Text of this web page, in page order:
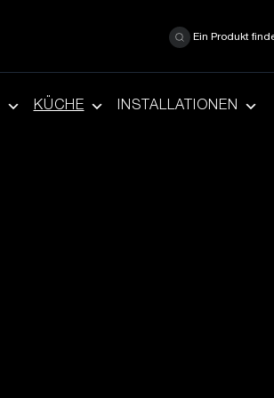
Ein Produkt
KÜCHE INSTALLATIONEN